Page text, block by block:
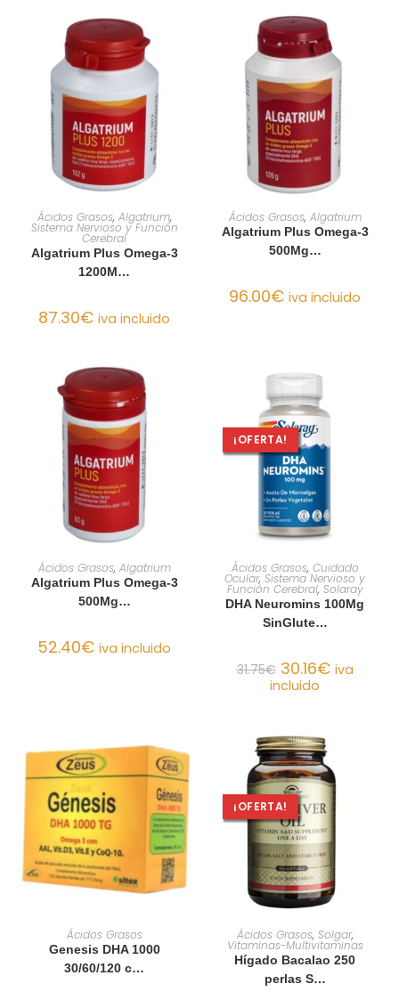
AÑADIR AL CARRITO
Ácidos Grasos, Algatrium,
Sistema Nervioso y Función
Cerebral
Algatrium Plus Omega-3
1200M…
87.30€ iva incluido
AÑADIR AL CARRITO
Ácidos Grasos, Algatrium
Algatrium Plus Omega-3
500Mg…
96.00€ iva incluido
AÑADIR AL CARRITO
Ácidos Grasos, Algatrium
Algatrium Plus Omega-3
500Mg…
52.40€ iva incluido
¡OFERTA!
AÑADIR AL CARRITO
Ácidos Grasos, Cuidado
Ocular, Sistema Nervioso y
Función Cerebral, Solaray
DHA Neuromins 100Mg
SinGlute…
31.75€ 30.16€ iva
incluido
SELECCIONAR OPCIONES
Ácidos Grasos
Genesis DHA 1000
30/60/120 c…
¡OFERTA!
AÑADIR AL CARRITO
Ácidos Grasos, Solgar,
Vitaminas-Multivitaminas
Hígado Bacalao 250
perlas S…